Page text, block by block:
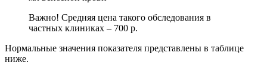
Важно! Средняя цена такого обследования в
частных клиниках – 700 р.
Нормальные значения показателя представлены в таблице
ниже.